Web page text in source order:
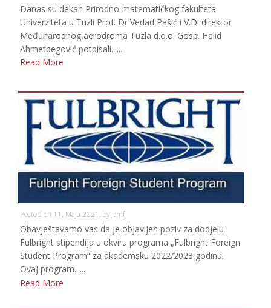
Danas su dekan Prirodno-matematičkog fakulteta
Univerziteta u Tuzli Prof. Dr Vedad Pašić i V.D. direktor
Međunarodnog aerodroma Tuzla d.o.o. Gosp. Halid
Ahmetbegović potpisali......
Read More
Posted on 11. Maja 2021. by pmf
Obavještavamo vas da je objavljen poziv za dodjelu
Fulbright stipendija u okviru programa „Fulbright Foreign
Student Program“ za akademsku 2022/2023 godinu.
Ovaj program......
Read More